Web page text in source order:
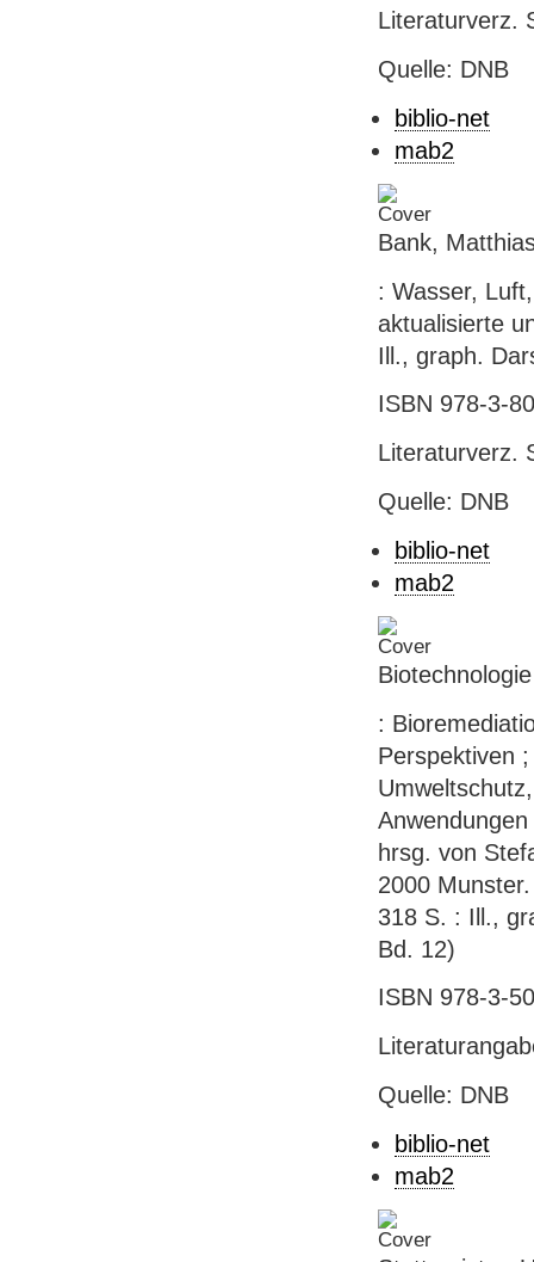
Literaturverz.
Quelle: DNB
biblio-net
mab2
Bank,
: Wasser,
aktualisierte
Ill., graph.
ISBN 978-3-
Literaturverz.
Quelle: DNB
biblio-net
mab2
:
Perspektiven
hrsg. von
2000
318 S. : Ill.,
Bd. 12)
ISBN 978-3-
Quelle: DNB
biblio-net
mab2